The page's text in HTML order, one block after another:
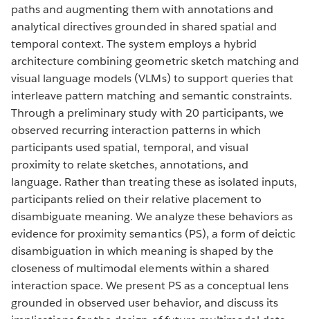
paths and augmenting them with annotations and
analytical directives grounded in shared spatial and
temporal context. The system employs a hybrid
architecture combining geometric sketch matching and
visual language models (VLMs) to support queries that
interleave pattern matching and semantic constraints.
Through a preliminary study with 20 participants, we
observed recurring interaction patterns in which
participants used spatial, temporal, and visual
proximity to relate sketches, annotations, and
language. Rather than treating these as isolated inputs,
participants relied on their relative placement to
disambiguate meaning. We analyze these behaviors as
evidence for proximity semantics (PS), a form of deictic
disambiguation in which meaning is shaped by the
closeness of multimodal elements within a shared
interaction space. We present PS as a conceptual lens
grounded in observed user behavior, and discuss its